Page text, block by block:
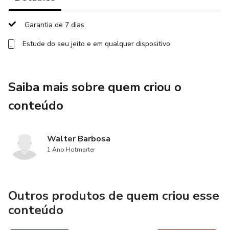
Garantia de 7 dias
Estude do seu jeito e em qualquer dispositivo
Saiba mais sobre quem criou o
conteúdo
Walter Barbosa
1 Ano Hotmarter
Outros produtos de quem criou esse
conteúdo